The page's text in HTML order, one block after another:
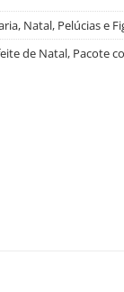
, Natal, Pelúcias e
de Natal, Pacote